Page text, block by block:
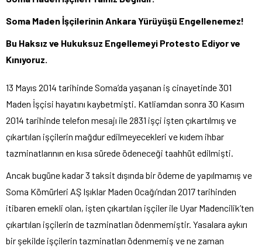
Soma Maden İşçilerinin Ankara Yürüyüşü Engellenemez!
Bu Haksız ve Hukuksuz Engellemeyi Protesto Ediyor ve
Kınıyoruz.
13 Mayıs 2014 tarihinde Soma’da yaşanan iş cinayetinde 301
Maden İşçisi hayatını kaybetmişti. Katliamdan sonra 30 Kasım
2014 tarihinde telefon mesajı ile 2831 işçi işten çıkartılmış ve
çıkartılan işçilerin mağdur edilmeyecekleri ve kıdem ihbar
tazminatlarının en kısa sürede ödeneceği taahhüt edilmişti.
Ancak bugüne kadar 3 taksit dışında bir ödeme de yapılmamış ve
Soma Kömürleri AŞ Işıklar Maden Ocağı’ndan 2017 tarihinden
itibaren emekli olan, işten çıkartılan işçiler ile Uyar Madencilik’ten
çıkartılan işçilerin de tazminatları ödenmemiştir. Yasalara aykırı
bir şekilde işçilerin tazminatları ödenmemiş ve ne zaman